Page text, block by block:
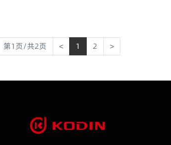
第1页/共2页 < 1 2 >